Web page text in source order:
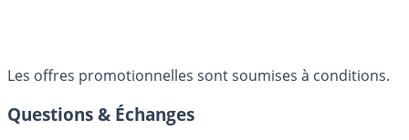
Les offres promotionnelles sont soumises à conditions.
Questions & Échanges